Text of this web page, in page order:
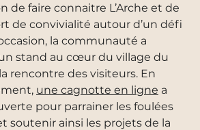
de faire connaitre L’Arche et de
de convivialité autour d’un défi
la communauté a
stand au cœur du village du
rencontre des visiteurs. En
une cagnotte en ligne a
pour parrainer les foulées
soutenir ainsi les projets de la